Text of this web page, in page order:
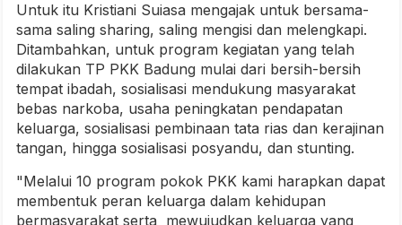
Untuk itu Kristiani Suiasa mengajak untuk bersama-
sama saling sharing, saling mengisi dan melengkapi.
Ditambahkan, untuk program kegiatan yang telah
dilakukan TP PKK Badung mulai dari bersih-bersih
tempat ibadah, sosialisasi mendukung masyarakat
bebas narkoba, usaha peningkatan pendapatan
keluarga, sosialisasi pembinaan tata rias dan kerajinan
tangan, hingga sosialisasi posyandu, dan stunting.
"Melalui 10 program pokok PKK kami harapkan dapat
membentuk peran keluarga dalam kehidupan
bermasyarakat serta mewujudkan keluarga yang